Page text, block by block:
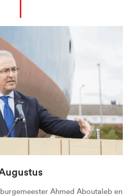
burgemeester Ahmed Aboutaleb en